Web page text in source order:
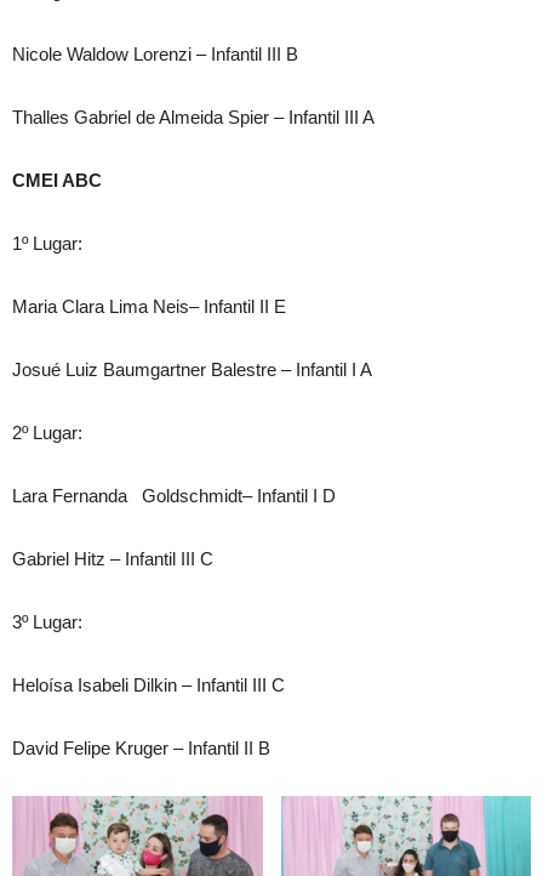
Nicole Waldow Lorenzi – Infantil III B
Thalles Gabriel de Almeida Spier – Infantil III A
CMEI ABC
1º Lugar:
Maria Clara Lima Neis– Infantil II E
Josué Luiz Baumgartner Balestre – Infantil I A
2º Lugar:
Lara Fernanda Goldschmidt– Infantil I D
Gabriel Hitz – Infantil III C
3º Lugar:
Heloísa Isabeli Dilkin – Infantil III C
David Felipe Kruger – Infantil II B